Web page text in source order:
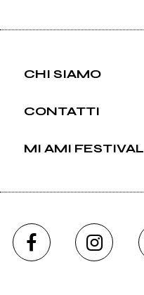
CHI SIAMO
CONTATTI
MI AMI FESTIVAL